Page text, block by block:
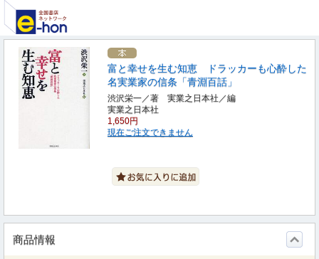
富と幸せを生む知恵 ドラッカーも心酔した
名実業家の信条「青淵百話」
渋沢栄一／著 実業之日本社／編
実業之日本社
1,650円
現在ご注文できません
商品情報